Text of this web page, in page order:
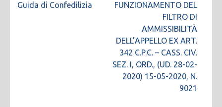
Guida di Confedilizia
FUNZIONAMENTO DEL
FILTRO DI
AMMISSIBILITÀ
DELL’APPELLO EX ART.
342 C.P.C. – CASS. CIV.
SEZ. I, ORD., (UD. 28-02-
2020) 15-05-2020, N.
9021